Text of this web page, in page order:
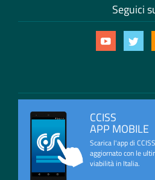
Seguici
CCISS
APP MOBILE
Scarica l'app di
aggiornato con le
viabilità in Italia.